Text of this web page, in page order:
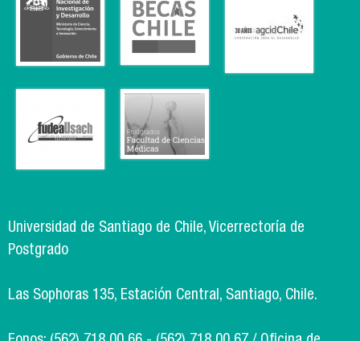
Universidad de Santiago de Chile, Vicerrectoría de
Postgrado
Las Sophoras 135, Estación Central, Santiago, Chile.